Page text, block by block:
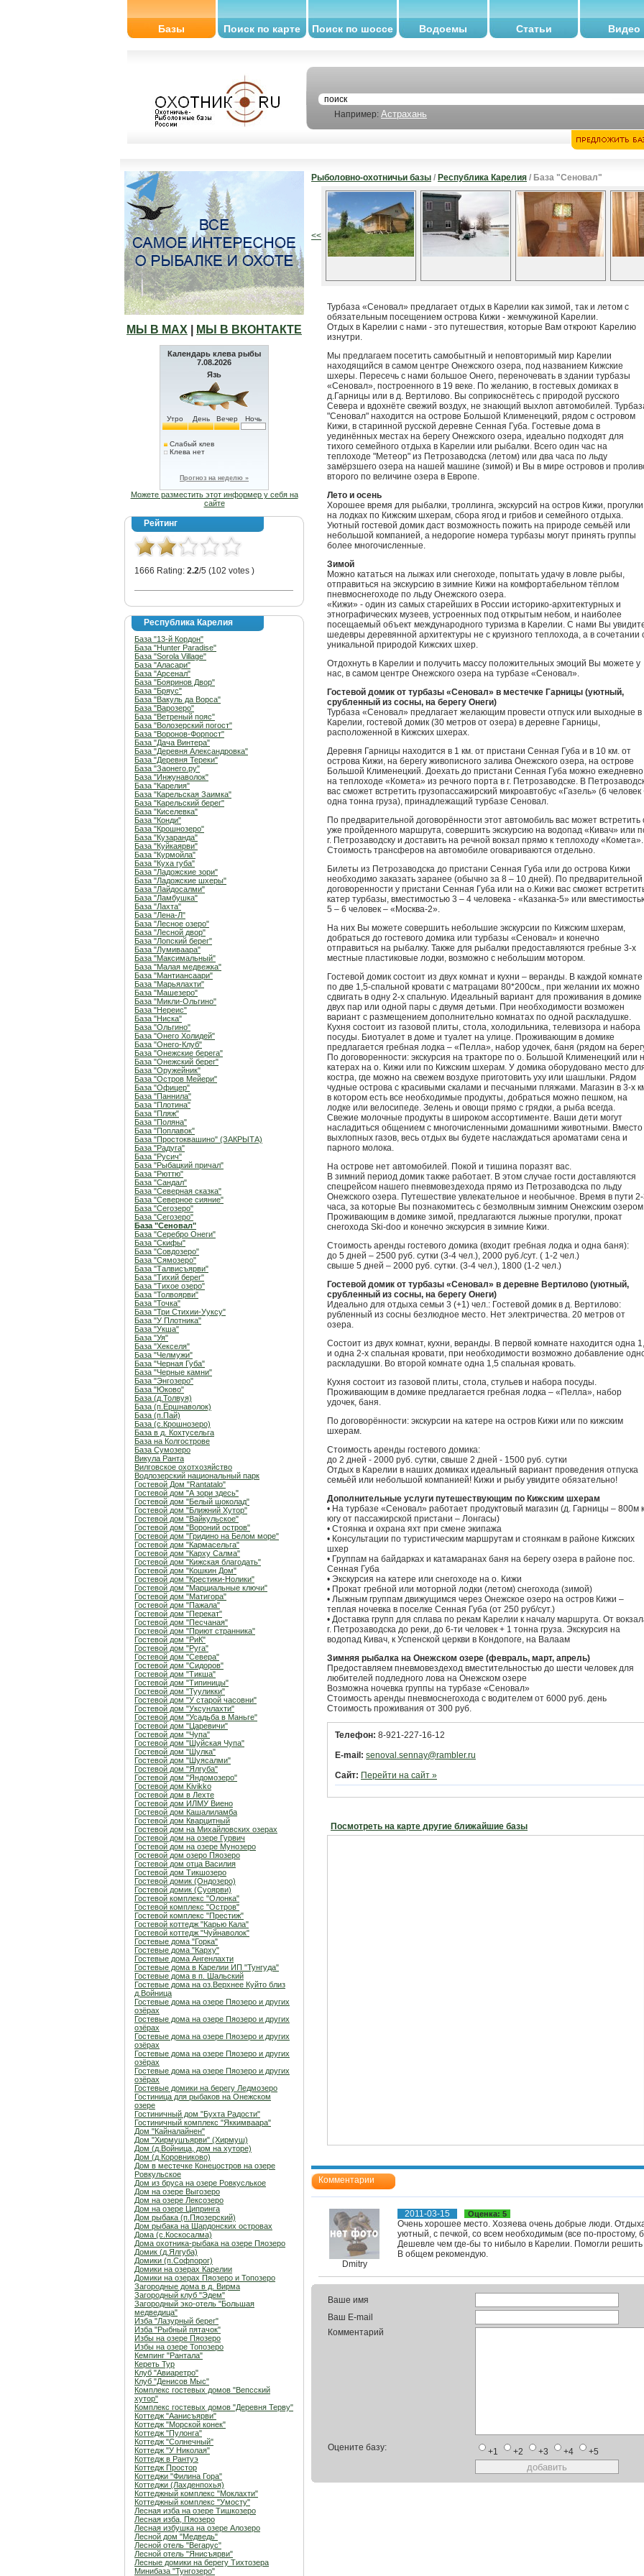
Базы Поиск по карте Поиск по шоссе Водоемы Статьи Видео
Например: Астрахань
МЫ В МАХ МЫ В ВКОНТАКТЕ
Календарь клева рыбы
7.08.2026
Язь
Утро День Вечер Ночь
Слабый клев
Клева нет
Прогноз на неделю »
Можете разместить этот информер у себя на
сайте
Рейтинг
1666 Rating: 2.2/5 (102 votes )
Республика Карелия
База "13-й Кордон"
База "Hunter Paradise"
База "Sorola Village"
База "Аласари"
База "Арсенал"
База "Бояринов Двор"
База "Бряус"
База "Вакуль да Ворса"
База "Варозеро"
База "Ветреный пояс"
База "Волозерский погост"
База "Воронов-Форпост"
База "Дача Винтера"
База "Деревня Александровка"
База "Деревня Тереки"
База "Заонего.ру"
База "Инжунаволок"
База "Карелия"
База "Карельская Заимка"
База "Карельский берег"
База "Киселевка"
База "Конди"
База "Крошнозеро"
База "Кузаранда"
База "Куйкаярви"
База "Курмойла"
База "Куха губа"
База "Ладожские зори"
База "Ладожские шхеры"
База "Лайдосалми"
База "Ламбушка"
База "Лахта"
База "Лена-Л"
База "Лесное озеро"
База "Лесной двор"
База "Лопский берег"
База "Лумиваара"
База "Максимальный"
База "Малая медвежка"
База "Мантиансаари"
База "Марьялахти"
База "Машезеро"
База "Микли-Ольгино"
База "Нереис"
База "Ниска"
База "Ольгино"
База "Онего Холидей"
База "Онего-Клуб"
База "Онежские берега"
База "Онежский берег"
База "Оружейник"
База "Остров Мейери"
База "Офицер"
База "Паннила"
База "Плотина"
База "Пляж"
База "Поляна"
База "Поплавок"
База "Простоквашино" (ЗАКРЫТА)
База "Радуга"
База "Русич"
База "Рыбацкий причал"
База "Рюттю"
База "Сандал"
База "Северная сказка"
База "Северное сияние"
База "Сегозеро"
База "Сегозеро"
База "Сеновал"
База "Серебро Онеги"
База "Скифы"
База "Совдозеро"
База "Сямозеро"
База "Талвисъярви"
База "Тихий берег"
База "Тихое озеро"
База "Толвоярви"
База "Точка"
База "Три Стихии-Ууксу"
База "У Плотника"
База "Укша"
База "Уя"
База "Хекселя"
База "Челмужи"
База "Черная Губа"
База "Черные камни"
База "Энгозеро"
База "Юково"
База (д.Толвуя)
База (п.Ершнаволок)
База (п.Пай)
База (с.Крошнозеро)
База в д. Кохтусельга
База на Колгострове
База Сумозеро
Викула Ранта
Вилговское охотхозяйство
Водлозерский национальный парк
Гостевой Дом "Rantatalo"
Гостевой дом "А зори здесь"
Гостевой дом "Белый шоколад"
Гостевой дом "Ближний Хутор"
Гостевой дом "Вайкульское"
Гостевой дом "Вороний остров"
Гостевой дом "Гридино на Белом море"
Гостевой дом "Кармасельга"
Гостевой дом "Карху Салма"
Гостевой дом "Кижская благодать"
Гостевой дом "Кошкин Дом"
Гостевой дом "Крестики-Нолики"
Гостевой дом "Марциальные ключи"
Гостевой дом "Матигора"
Гостевой дом "Пажала"
Гостевой дом "Перекат"
Гостевой дом "Песчаная"
Гостевой дом "Приют странника"
Гостевой дом "РиК"
Гостевой дом "Руга"
Гостевой дом "Севера"
Гостевой дом "Сидоров"
Гостевой дом "Тикша"
Гостевой дом "Типиницы"
Гостевой дом "Тууликки"
Гостевой дом "У старой часовни"
Гостевой дом "Уксунлахти"
Гостевой дом "Усадьба в Маньге"
Гостевой дом "Царевичи"
Гостевой дом "Чупа"
Гостевой дом "Шуйская Чупа"
Гостевой дом "Шулка"
Гостевой дом "Шуясалми"
Гостевой дом "Ялгуба"
Гостевой дом "Яндомозеро"
Гостевой дом Kivikko
Гостевой дом в Лехте
Гостевой дом ИЛМУ Виено
Гостевой дом Кашалиламба
Гостевой дом Кварцитный
Гостевой дом на Михайловских озерах
Гостевой дом на озере Гурвич
Гостевой дом на озере Мунозеро
Гостевой дом озеро Пяозеро
Гостевой дом отца Василия
Гостевой дом Тикшозеро
Гостевой домик (Ондозеро)
Гостевой домик (Суоярви)
Гостевой комплекс "Олонка"
Гостевой комплекс "Остров"
Гостевой комплекс "Престиж"
Гостевой коттедж "Карью Кала"
Гостевой коттедж "Чуйнаволок"
Гостевые дома "Горка"
Гостевые дома "Карху"
Гостевые дома Ангенлахти
Гостевые дома в Карелии ИП "Тунгуда"
Гостевые дома в п. Шальский
Гостевые дома на оз.Верхнее Куйто близ
д.Войница
Гостевые дома на озере Пяозеро и других
озёрах
Гостевые дома на озере Пяозеро и других
озёрах
Гостевые дома на озере Пяозеро и других
озёрах
Гостевые дома на озере Пяозеро и других
озёрах
Гостевые дома на озере Пяозеро и других
озёрах
Гостевые домики на берегу Ледмозеро
Гостиница для рыбаков на Онежском
озере
Гостиничный дом "Бухта Радости"
Гостиничный комплекс "Яккимваара"
Дом "Кайналайнен"
Дом "Хирмушъярви" (Хирмуш)
Дом (д.Войница, дом на хуторе)
Дом (д.Коровниково)
Дом в местечке Конецостров на озере
Ровкульское
Дом из бруса на озере Ровкуслькое
Дом на озере Выгозеро
Дом на озере Лексозеро
Дом на озере Ципринга
Дом рыбака (п.Пяозерский)
Дом рыбака на Шардонских островах
Дома (с.Коскосалма)
Дома охотника-рыбака на озере Пяозеро
Домик (д.Ялгуба)
Домики (п.Софпорог)
Домики на озерах Карелии
Домики на озерах Пяозеро и Топозеро
Загородные дома в д. Вирма
Загородный клуб "Эдем"
Загородный эко-отель "Большая
медведица"
Изба "Лазурный берег"
Изба "Рыбный пятачок"
Избы на озере Пяозеро
Избы на озере Топозеро
Кемпинг "Рантала"
Кереть Тур
Клуб "Авиаретро"
Клуб "Денисов Мыс"
Комплекс гостевых домов "Вепсский
хутор"
Комплекс гостевых домов "Деревня Терву"
Коттедж "Аанисъярви"
Коттедж "Морской конек"
Коттедж "Пулонга"
Коттедж "Солнечный"
Коттедж "У Николая"
Коттедж в Рантуэ
Коттедж Простор
Коттеджи "Филина Гора"
Коттеджи (Лахденпохья)
Коттеджный комплекс "Мoклахти"
Коттеджный комплекс "Умосту"
Лесная изба на озере Тишкозеро
Лесная изба, Пяозеро
Лесная избушка на озере Алозеро
Лесной дом "Медведь"
Лесной отель "Вегарус"
Лесной отель "Янисъярви"
Лесные домики на берегу Тихтозера
Минибаза "Тунгозеро"
Рыболовно-охотничьи базы / Республика Карелия / База "Сеновал"
<<
Турбаза «Сеновал» предлагает отдых в Карелии как зимой, так и летом с
обязательным посещением острова Кижи - жемчужиной Карелии.
Отдых в Карелии с нами - это путешествия, которые Вам откроют Карелию
изнутри.
Мы предлагаем посетить самобытный и неповторимый мир Карелии
находящийся в самом центре Онежского озера, под названием Кижские
шхеры. Пересечь с нами большое Онего, переночевать в здании турбазы
«Сеновал», построенного в 19 веке. По желанию, в гостевых домиках в
д.Гарницы или в д. Вертилово. Вы соприкоснётесь с природой русского
Севера и вдохнёте свежий воздух, не знающий выхлоп автомобилей.
"Сеновал" находится на острове Большой Клименецкий, рядом с островом
Кижи, в старинной русской деревне Сенная Губа. Гостевые дома в
уединённых местах на берегу Онежского озера, идеально подходят для
тихого семейного отдыха в Карелии или рыбалки. Всего один час на
теплоходе "Метеор" из Петрозаводска (летом) или два часа по льду
замёрзшего озера на нашей машине (зимой) и Вы в мире островов и
второго по величине озера в Европе.
Лето и осень
Хорошее время для рыбалки, троллинга, экскурсий на остров Кижи, прогулки
на лодках по Кижским шхерам, сбора ягод и грибов и семейного отдыха.
Уютный гостевой домик даст возможность пожить на природе семьёй или
небольшой компанией, а недорогие номера турбазы могут принять группы
более многочисленные.
Зимой
Можно кататься на лыжах или снегоходе, попытать удачу в ловле рыбы,
отправиться на экскурсию в зимние Кижи на комфортабельном тёплом
пневмоснегоходе по льду Онежского озера.
«Кижи» - один из самых старейших в России историко-архитектурных и
этнографических музеев, устроенных под открытым небом, и наиболее
посещаемый объект международного туризма в Карелии. С нами Вы
шедевры деревянной архитектуры не с круизного теплохода, а в сочетании
уникальной природой Кижских шхер.
Отдохнуть в Карелии и получить массу положительных эмоций Вы можете у
нас, в самом центре Онежского озера на турбазе «Сеновал».
Гостевой домик от турбазы «Сеновал» в местечке Гарницы (уютный,
срубленный из сосны, на берегу Онеги)
Турбаза «Сеновал» предлагает желающим провести отпуск или выходные в
Карелии, гостевой домик (30 метров от озера) в деревне Гарницы,
расположенной в Кижских шхерах.
Деревня Гарницы находится в 1 км. от пристани Сенная Губа и в 10 км. от
острова Кижи, на берегу живописного залива Онежского озера, на острове
Большой Клименецкий. Доехать до пристани Сенная Губа можно ежедневно
на теплоходе «Комета» из речного порта в г. Петрозаводске. В
вас сможет встретить грузопассажирский микроавтобус «Газель» (6 человек
одна тонна груза), принадлежащий турбазе Сеновал.
По предварительной договорённости этот автомобиль вас может встретить
уже пройденного маршрута, совершить экскурсию на водопад «Кивач» или
г. Петрозаводску и доставить на речной вокзал прямо к теплоходу «Комета».
Стоимость трансферов на автомобиле оговариваются отдельно.
Билеты из Петрозаводска до пристани Сенная Губа или до острова Кижи
необходимо заказать заранее (обычно за 8 – 10 дней). По предварительной
договоренности у пристани Сенная Губа или на о.Кижи вас сможет
катер турбазы, вместимостью 3 – 4 человека - «Казанка-5» или
5 – 6 человек – «Москва-2».
На них Вы можете совершить небольшие экскурсии по Кижским шхерам,
добраться до гостевого домика или турбазы «Сеновал» и конечно
отправиться на рыбалку. Также для рыбалки предоставляются гребные 3-х
местные пластиковые лодки, возможно с небольшим мотором.
Гостевой домик состоит из двух комнат и кухни – веранды. В каждой комнате
по две 1,5-спальной кровати с матрацами 80*200см., при желании их можно
сдвигать в одну 2-х спальную. Идеальный вариант для проживания в домике
двух пар или одной пары с двумя детьми. При необходимости возможен
вариант с размещением дополнительно комнатах по одной раскладушке.
Кухня состоит из газовой плиты, стола, холодильника, телевизора и набора
посуды. Биотуалет в доме и туалет на улице. Проживающим в домике
предлагается гребная лодка – «Пелла», набор удочек, баня (рядом на
По договоренности: экскурсия на тракторе по о. Большой Клименецкий или
катерах на о. Кижи или по Кижским шхерам. У домика оборудовано место
костра, где можно на свежем воздухе приготовить уху или шашлыки. Рядом
чудные острова с красивыми скалами и песчаными пляжами. Магазин в 3-х
в котором есть все необходимые продукты, добраться можно пешком, на
лодке или велосипеде. Зелень и овощи прямо с грядки, а рыба всегда.
Свежие молочные продукты в широком ассортименте. Ваши дети могут
насладиться общением с многочисленными домашними животными. Вместо
выхлопных газов, весь отдых вы будете наслаждаться ароматами сена и
парного молока.
На острове нет автомобилей. Покой и тишина поразят вас.
В зимний период домик также работает. В этом случае гости доставляются
спецрейсом нашего пневмовездехода прямо из Петрозаводска по льду
Онежского озера. Путешествие увлекательное и необычное. Время в пути
часа, за которые Вы познакомитесь с безмолвным зимним Онежским
Проживающим в домике зимой, предлагаются лыжные прогулки, прокат
снегохода Ski-doo и конечно экскурсия в зимние Кижи.
Стоимость аренды гостевого домика (входит гребная лодка и одна баня):
до 5 дней – 2500 руб. сутки (3-4 чел.), 2000 руб./сут. ( 1-2 чел.)
свыше 5 дней – 2000 руб. сутки. (3-4 чел.), 1800 (1-2 чел.)
Гостевой домик от турбазы «Сеновал» в деревне Вертилово (уютный,
срубленный из сосны, на берегу Онеги)
Идеально для отдыха семьи 3 (+1) чел.: Гостевой домик в д. Вертилово:
рубленный из сосны безлюдное место. Нет электричества. 20 метров от
озера.
Состоит из двух комнат, кухни, веранды. В первой комнате находится одна
и одна 2-х спальная кровати, при необходимости возможно добавление
раскладушки. Во второй комнате одна 1,5 спальная кровать.
Кухня состоит из газовой плиты, стола, стульев и набора посуды.
Проживающим в домике предлагается гребная лодка – «Пелла», набор
удочек, баня.
По договорённости: экскурсии на катере на остров Кижи или по кижским
шхерам.
Стоимость аренды гостевого домика:
до 2 дней - 2000 руб. сутки, свыше 2 дней - 1500 руб. сутки
Отдых в Карелии в наших домиках идеальный вариант проведения отпуска
семьёй или небольшой компанией! Кижи и рыбу увидите обязательно!
Дополнительные услуги путешествующим по Кижским шхерам
• На турбазе «Сеновал» работает продуктовый магазин (д. Гарницы – 800м к
югу от пассажирской пристани – Лонгасы)
• Стоянка и охрана яхт при смене экипажа
• Консультации по туристическим маршрутам и стоянкам в районе Кижских
шхер
• Группам на байдарках и катамаранах баня на берегу озера в районе пос.
Сенная Губа
• Экскурсия на катере или снегоходе на о. Кижи
• Прокат гребной или моторной лодки (летом) снегохода (зимой)
• Лыжным группам движущимся через Онежское озеро на остров Кижи –
теплая ночевка в поселке Сенная Губа (от 250 руб/сут.)
• Доставка групп для сплава по рекам Карелии к началу маршрута. От
г. Петрозаводска до реки, до 6-ти человек + 1 тонна груза. Экскурсия на
водопад Кивач, к Успенской церкви в Кондопоге, на Валаам
Зимняя рыбалка на Онежском озере (февраль, март, апрель)
Предоставляем пневмовездеход вместительностью до шести человек для
любителей подледного лова на Онежском озере
Возможна ночевка группы на турбазе «Сеновал»
Стоимость аренды пневмоснегохода с водителем от 6000 руб. день
Стоимость проживания от 300 руб.
Телефон: 8-921-227-16-12
E-mail: senoval.sennay@rambler.ru
Сайт: Перейти на сайт »
Посмотреть на карте другие ближайшие базы
Комментарии
Dmitry
2011-03-15 Оценка: 5
Очень хорошее место. Хозяева очень добрые люди.
уютный, с печкой, со всем необходимым (все по-простому,
Дешевле чем где-бы то нибыло в Карелии. Помогли
В общем рекомендую.
Ваше имя
Ваш E-mail
Комментарий
Оцените базу: +1 +2 +3 +4 +5